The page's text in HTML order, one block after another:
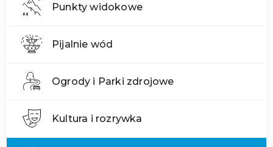
Punkty widokowe
Pijalnie wód
Ogrody i Parki zdrojowe
Kultura i rozrywka